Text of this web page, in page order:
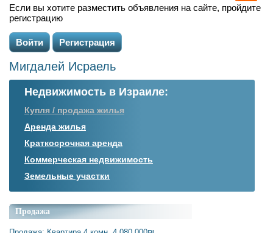
Если вы хотите разместить объявления на сайте, пройдите
регистрацию
Войти Регистрация
Мигдалей Исраель
Недвижимость в Израиле:
Купля / продажа жилья
Аренда жилья
Краткосрочная аренда
Коммерческая недвижимость
Земельные участки
Продажа